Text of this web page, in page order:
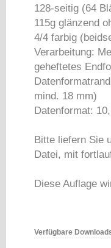
128-seitig (64
115g glänzend
4/4 farbig
Verarbeitung:
geheftetes
mind. 18 mm)
Datenformat:
Bitte liefern Sie
Datei, mit
Diese Auflage
Verfügbare